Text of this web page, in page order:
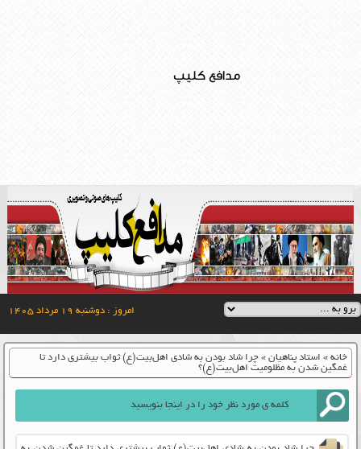
مدافع کلیپ
امروز : دوشنبه ۱۹ مرداد ۱۴۰۵
خانه» استاد پناهیان» چرا شاد بودن به شادی اهل‌بیت(ع) ثواب بیشتری دارد تا
غمگین شدن به مظلومیت اهل‌بیت(ع)؟